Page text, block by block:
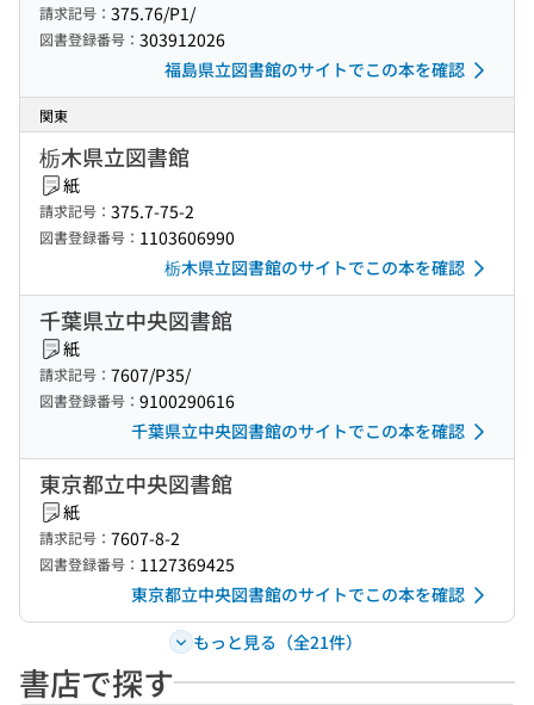
請求記号： 375.76/P1/
図書登録番号： 303912026
福島県立図書館のサイトでこの本を確認
関東
栃木県立図書館
紙
請求記号： 375.7-75-2
図書登録番号： 1103606990
栃木県立図書館のサイトでこの本を確認
千葉県立中央図書館
紙
請求記号： 7607/P35/
図書登録番号： 9100290616
千葉県立中央図書館のサイトでこの本を確認
東京都立中央図書館
紙
請求記号： 7607-8-2
図書登録番号： 1127369425
東京都立中央図書館のサイトでこの本を確認
もっと見る（全21件）
書店で探す